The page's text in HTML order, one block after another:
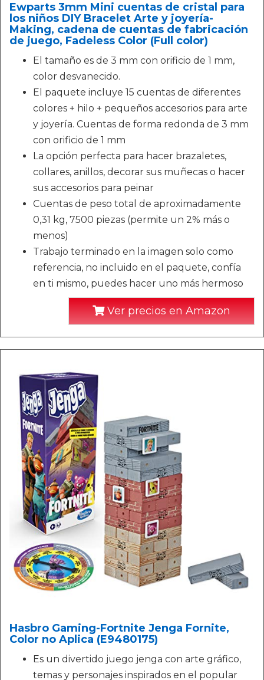
Ewparts 3mm Mini cuentas de cristal para
los niños DIY Bracelet Arte y joyería-
Making, cadena de cuentas de fabricación
de juego, Fadeless Color (Full color)
El tamaño es de 3 mm con orificio de 1 mm,
color desvanecido.
El paquete incluye 15 cuentas de diferentes
colores + hilo + pequeños accesorios para arte
y joyería. Cuentas de forma redonda de 3 mm
con orificio de 1 mm
La opción perfecta para hacer brazaletes,
collares, anillos, decorar sus muñecas o hacer
sus accesorios para peinar
Cuentas de peso total de aproximadamente
0,31 kg, 7500 piezas (permite un 2% más o
menos)
Trabajo terminado en la imagen solo como
referencia, no incluido en el paquete, confía
en ti mismo, puedes hacer uno más hermoso
Ver precios en Amazon
Hasbro Gaming-Fortnite Jenga Fornite,
Color no Aplica (E9480175)
Es un divertido juego jenga con arte gráfico,
temas y personajes inspirados en el popular